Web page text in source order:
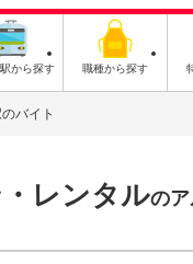
から探す 職種から探す
バイト
レンタルの